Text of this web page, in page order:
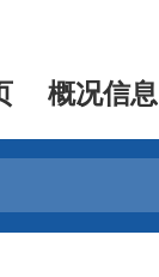
概况信息